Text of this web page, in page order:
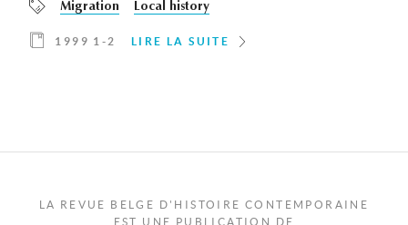
Migration
Local history
1999 1-2 LIRE LA SUITE
LA REVUE BELGE D'HISTOIRE CONTEMPORAINE
EST UNE PUBLICATION DE